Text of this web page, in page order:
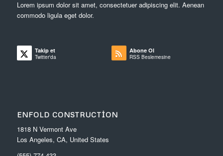
Lorem ipsum dolor sit amet, consectetuer adipiscing elit. Aenean
commodo ligula eget dolor.
Takip et
Twitter'da
Abone Ol
RSS Beslemesine
ENFOLD CONSTRUCTION
1818 N Vermont Ave
Los Angeles, CA, United States